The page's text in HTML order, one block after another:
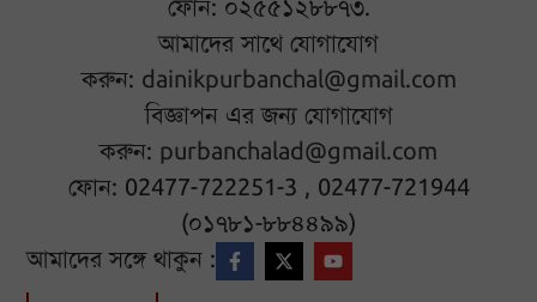
ফোন: ০২৫৫১২৮৮৭৩.
আমাদের সাথে যোগাযোগ
করুন: dainikpurbanchal@gmail.com
বিজ্ঞাপন এর জন্য যোগাযোগ
করুন: purbanchalad@gmail.com
ফোন: 02477-722251-3 , 02477-721944
(০১৭৮১-৮৮৪৪৯৯)
আমাদের সঙ্গে থাকুন :